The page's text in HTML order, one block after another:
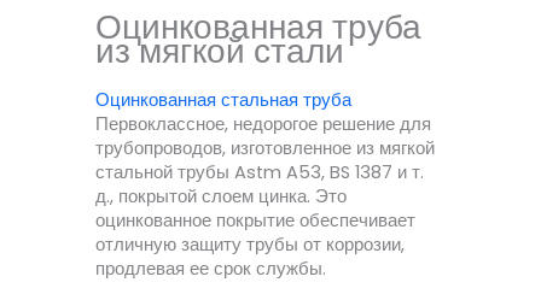
Оцинкованная труба
из мягкой стали
Оцинкованная стальная труба
Первоклассное, недорогое решение для
трубопроводов, изготовленное из мягкой
стальной трубы Astm A53, BS 1387 и т.
д., покрытой слоем цинка. Это
оцинкованное покрытие обеспечивает
отличную защиту трубы от коррозии,
продлевая ее срок службы.